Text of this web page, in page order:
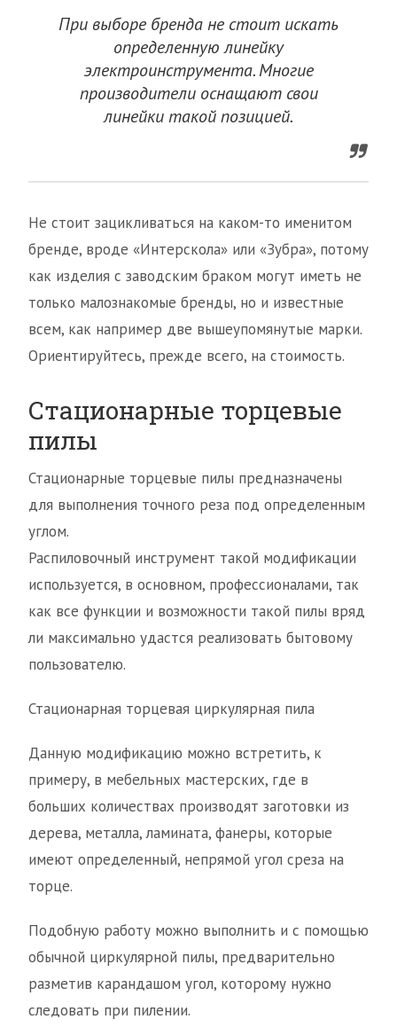
При выборе бренда не стоит искать
определенную линейку
электроинструмента. Многие
производители оснащают свои
линейки такой позицией.
Не стоит зацикливаться на каком-то именитом
бренде, вроде «Интерскола» или «Зубра», потому
как изделия с заводским браком могут иметь не
только малознакомые бренды, но и известные
всем, как например две вышеупомянутые марки.
Ориентируйтесь, прежде всего, на стоимость.
Стационарные торцевые
пилы
Стационарные торцевые пилы предназначены
для выполнения точного реза под определенным
углом.
Распиловочный инструмент такой модификации
используется, в основном, профессионалами, так
как все функции и возможности такой пилы вряд
ли максимально удастся реализовать бытовому
пользователю.
Стационарная торцевая циркулярная пила
Данную модификацию можно встретить, к
примеру, в мебельных мастерских, где в
больших количествах производят заготовки из
дерева, металла, ламината, фанеры, которые
имеют определенный, непрямой угол среза на
торце.
Подобную работу можно выполнить и с помощью
обычной циркулярной пилы, предварительно
разметив карандашом угол, которому нужно
следовать при пилении.